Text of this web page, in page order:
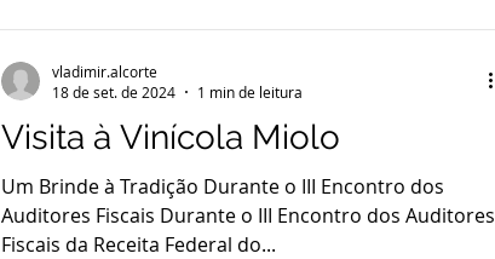
programação completa está
Visita à Vinícola Miolo
Um Brinde à Tradição Durante o III Encontro dos
Auditores Fiscais Durante o III Encontro dos Auditores
Fiscais da Receita Federal do...
vladimir.alcorte
18 de set. de 2024
1 min de leitura